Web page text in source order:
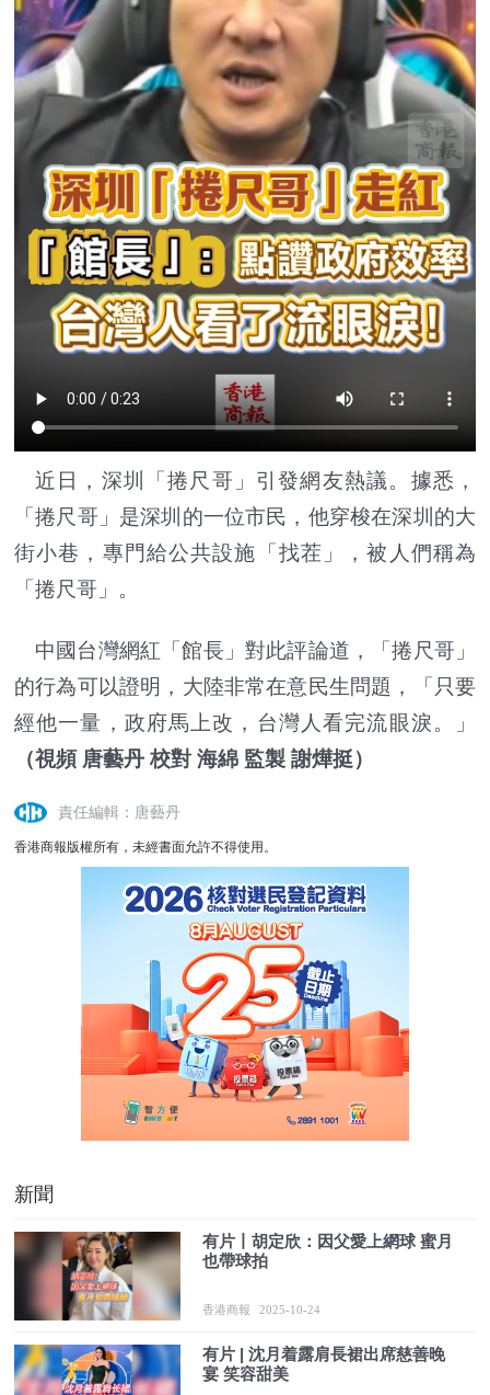
近日，深圳「捲尺哥」引發網友熱議。據悉，
「捲尺哥」是深圳的一位市民，他穿梭在深圳的大
街小巷，專門給公共設施「找茬」，被人們稱為
「捲尺哥」。
中國台灣網紅「館長」對此評論道，「捲尺哥」
的行為可以證明，大陸非常在意民生問題，「只要
經他一量，政府馬上改，台灣人看完流眼淚。」
（視頻 唐藝丹 校對 海綿 監製 謝燁挺）
責任編輯：唐藝丹
香港商報版權所有，未經書面允許不得使用。
新聞
有片丨胡定欣：因父愛上網球 蜜月
也帶球拍
香港商報 2025-10-24
有片 | 沈月着露肩長裙出席慈善晚
宴 笑容甜美